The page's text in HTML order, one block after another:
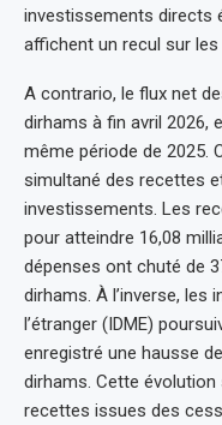
investissements directs
affichent un recul sur les
A contrario, le flux net
dirhams à fin avril 2026,
même période de 2025.
simultané des recettes
investissements. Les
pour atteindre 16,08
dépenses ont chuté de
dirhams. À l’inverse,
l’étranger (IDME)
enregistré une hausse
dirhams. Cette évolution
recettes issues des